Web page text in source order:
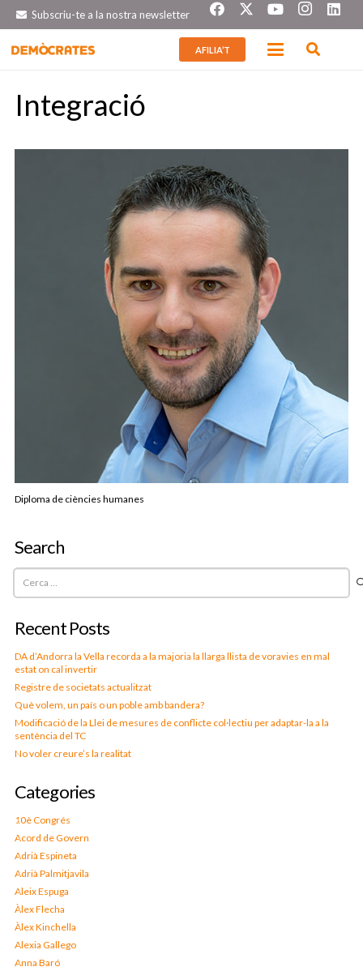
Subscriu-te a la nostra newsletter
AFILIA’T
Integració
Diploma de ciències humanes
Search
Cerca:
Recent Posts
DA d’Andorra la Vella recorda a la majoria la llarga llista de voravies en mal
estat on cal invertir
Registre de societats actualitzat
Què volem, un país o un poble amb bandera?
Modificació de la Llei de mesures de conflicte col·lectiu per adaptar-la a la
sentència del TC
No voler creure’s la realitat
Categories
10è Congrés
Acord de Govern
Adrià Espineta
Adrià Palmitjavila
Aleix Espuga
Àlex Flecha
Àlex Kinchella
Alexia Gallego
Anna Baró